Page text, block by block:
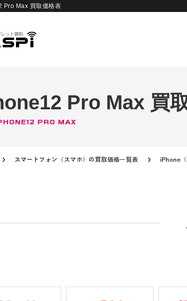
Pro Max 買取価格表
Pro Max 買
PRO MAX
スマートフォン（スマホ）の買取価格一覧表 iPhone